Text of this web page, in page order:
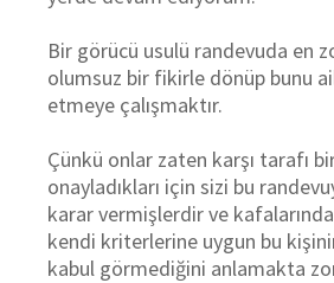
Bir görücü usulü randevuda en
olumsuz bir fikirle dönüp bunu
etmeye çalışmaktır.
Çünkü onlar zaten karşı tarafı
onayladıkları için sizi bu
karar vermişlerdir ve
kendi kriterlerine uygun bu
kabul görmediğini anlamakta